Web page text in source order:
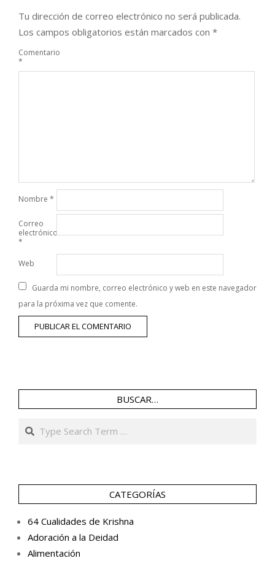
Tu dirección de correo electrónico no será publicada.
Los campos obligatorios están marcados con *
Comentario
*
Nombre *
Correo
electrónico
*
Web
Guarda mi nombre, correo electrónico y web en este navegador
para la próxima vez que comente.
BUSCAR…
Search
CATEGORÍAS
64 Cualidades de Krishna
Adoración a la Deidad
Alimentación